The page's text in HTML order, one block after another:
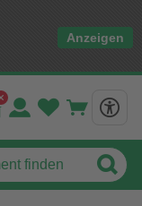
Anzeigen